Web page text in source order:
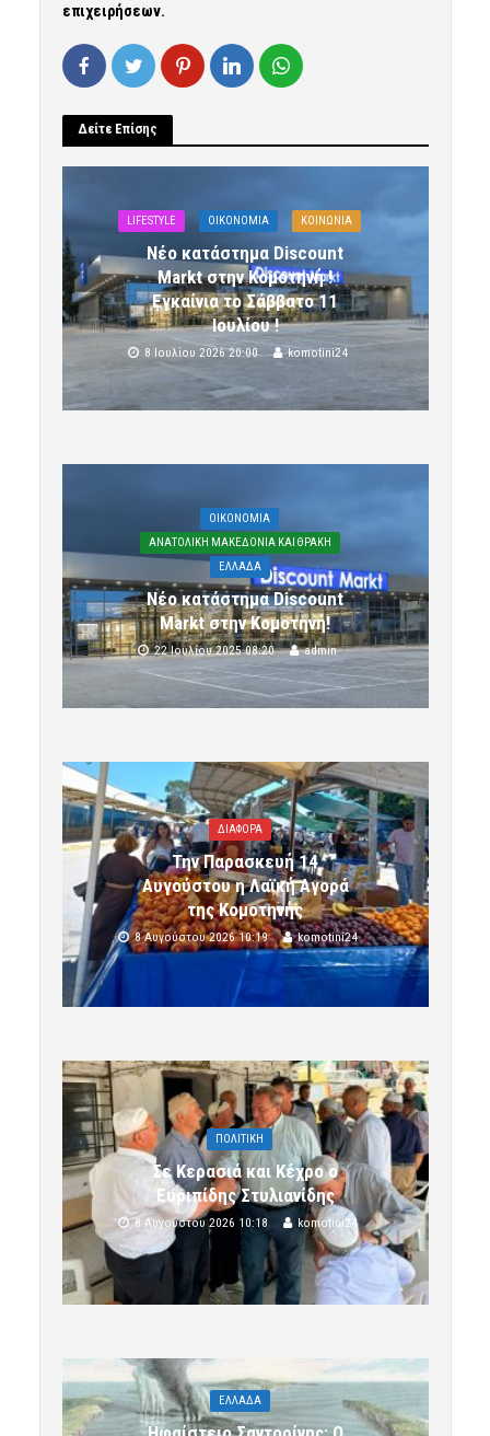
επιχειρήσεων.
Δείτε Επίσης
LIFESTYLE OIKONOMIA ΚΟΙΝΩΝΙΑ
Νέο κατάστημα Discount
Markt στην Κομοτηνή !
Εγκαίνια το Σάββατο 11
Ιουλίου !
8 Ιουλίου 2026 20:00 komotini24
OIKONOMIA
ΑΝΑΤΟΛΙΚΗ ΜΑΚΕΔΟΝΙΑ ΚΑΙ ΘΡΑΚΗ
ΕΛΛΑΔΑ
Νέο κατάστημα Discount
Markt στην Κομοτηνή!
22 Ιουλίου 2025 08:20 admin
ΔΙΑΦΟΡΑ
Την Παρασκευή 14
Αυγούστου η Λαϊκή Αγορά
της Κομοτηνής
8 Αυγούστου 2026 10:19 komotini24
ΠΟΛΙΤΙΚΗ
Σε Κερασιά και Κέχρο ο
Ευριπίδης Στυλιανίδης
8 Αυγούστου 2026 10:18 komotini24
ΕΛΛΑΔΑ